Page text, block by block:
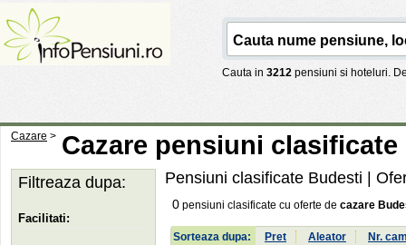
Cauta in 3212 pensiuni si hoteluri.
Cazare > Cazare pensiuni
Pensiuni clasificate Budesti |
0 pensiuni clasificate cu oferte de cazare
Sorteaza dupa: Pret Aleator Nr.
Filtreaza dupa:
Facilitati: